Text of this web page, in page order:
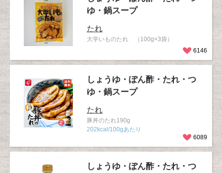
ゆ・鍋スープ
たれ
大学いものたれ （100g×3袋）
6146
しょうゆ・ぽん酢・たれ・つ
ゆ・鍋スープ
たれ
豚丼のたれ190g
202kcal/100gあたり
6089
しょうゆ・ぽん酢・たれ・つ